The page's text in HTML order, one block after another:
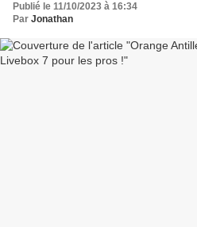
Publié le 11/10/2023 à 16:34
Par Jonathan